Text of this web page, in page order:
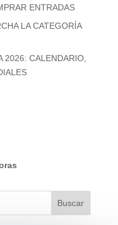
ENTRADAS
LA CATEGORÍA
2026: CALENDARIO,